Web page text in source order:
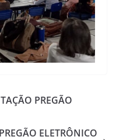
PREGÃO
ELETRÔNICO